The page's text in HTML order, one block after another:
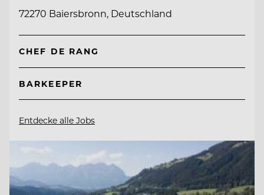
72270 Baiersbronn, Deutschland
CHEF DE RANG
BARKEEPER
Entdecke alle Jobs